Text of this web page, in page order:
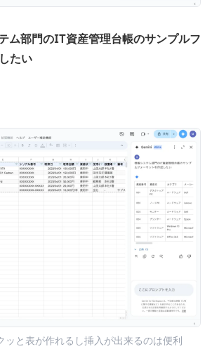
ム部門のIT資産管理台帳のサンプルフ
たい
ッと表が作れるし挿入が出来るのは便利